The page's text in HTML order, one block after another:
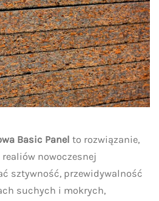
Basic Panel to rozwiązanie,
nowoczesnej
sztywność, przewidywalność
suchych i mokrych,